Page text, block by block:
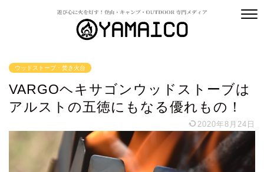
ウッドストーブ・焚き火台
VARGOヘキサゴンウッドストーブは
アルストの五徳にもなる優れもの！
2020年8月24日